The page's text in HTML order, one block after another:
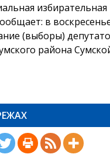
избирательная
в
(выборы)
района